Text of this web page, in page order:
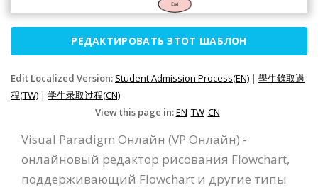
РЕДАКТИРОВАТЬ ЭТОТ ШАБЛОН
Edit Localized Version: Student Admission Process(EN) | 學生錄取過
程(TW) | 学生录取过程(CN)
View this page in:EN TW CN
Visual Paradigm Онлайн (VP Онлайн) -
онлайновый редактор рисования Flowchart,
поддерживающий Flowchart и другие типы